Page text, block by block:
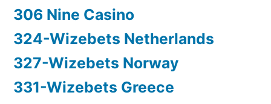
306 Nine Casino
324-Wizebets Netherlands
327-Wizebets Norway
331-Wizebets Greece